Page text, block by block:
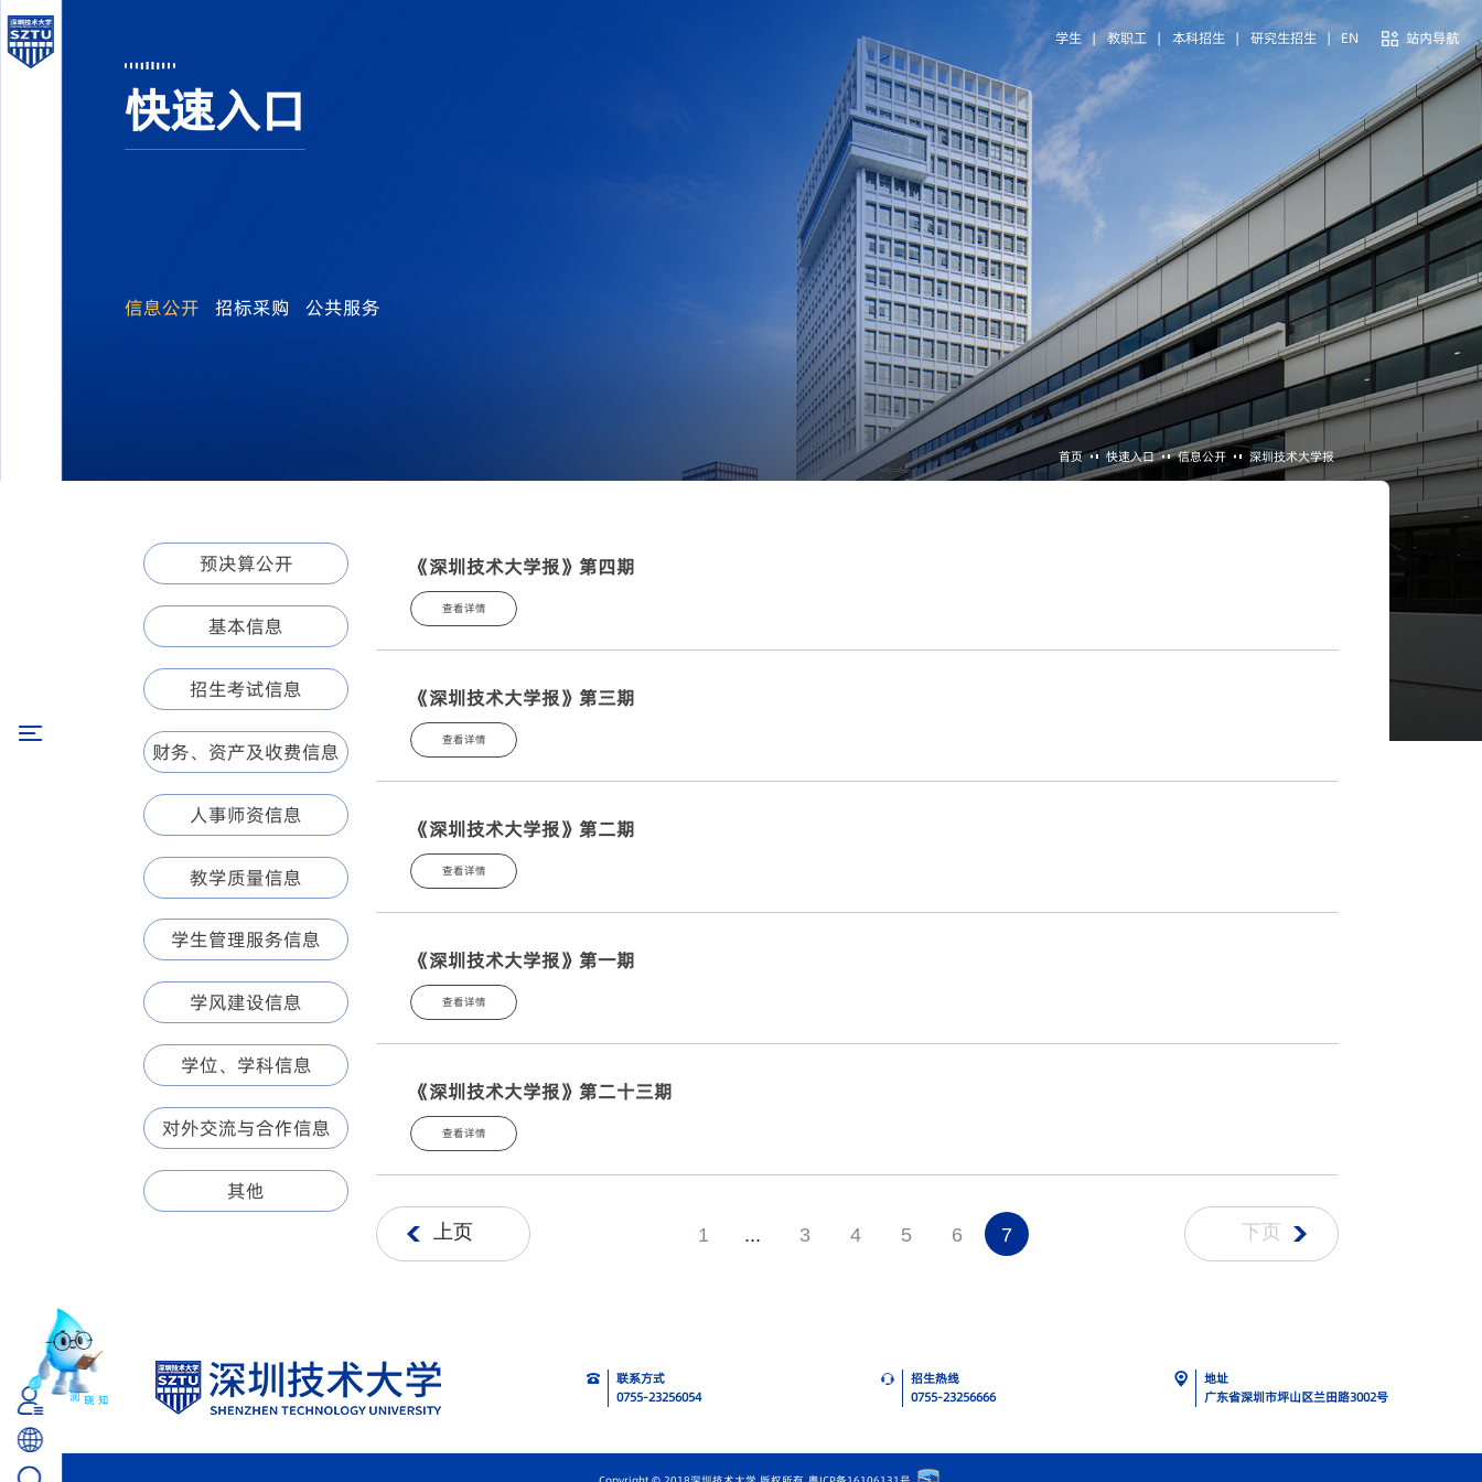
学生 | 教职工 | 本科招生 | 研究生招生 | EN 站内导航
润 晓 知
快速入口
信息公开 招标采购 公共服务
首页 快速入口 信息公开 深圳技术大学报
预决算公开
基本信息
招生考试信息
财务、资产及收费信息
人事师资信息
教学质量信息
学生管理服务信息
学风建设信息
学位、学科信息
对外交流与合作信息
其他
《深圳技术大学报》第四期
查看详情
《深圳技术大学报》第三期
查看详情
《深圳技术大学报》第二期
查看详情
《深圳技术大学报》第一期
查看详情
《深圳技术大学报》第二十三期
查看详情
上页 1 ... 3 4 5 6 7 下页
联系方式
0755-23256054
招生热线
0755-23256666
地址
广东省深圳市坪山区兰田路3002号